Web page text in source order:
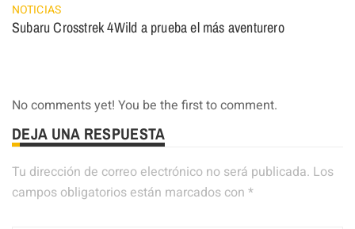
NOTICIAS
Subaru Crosstrek 4Wild a prueba el más aventurero
No comments yet! You be the first to comment.
DEJA UNA RESPUESTA
Tu dirección de correo electrónico no será publicada. Los
campos obligatorios están marcados con *